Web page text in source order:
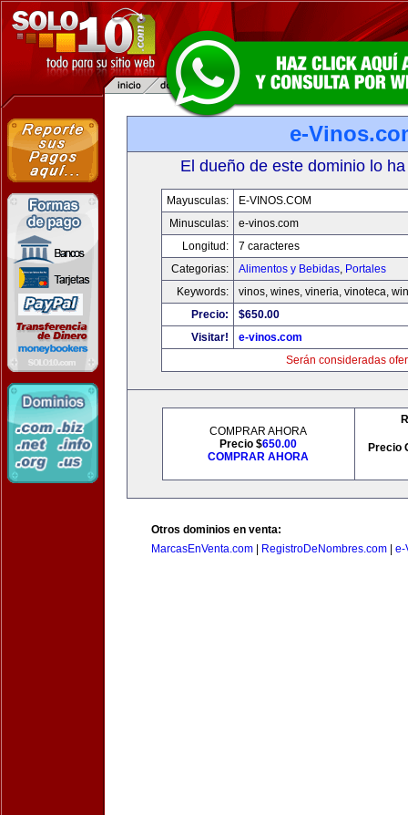
e-
El dueño de este dominio lo
Mayusculas:
E-VINOS.COM
Minusculas:
e-vinos.com
Longitud:
7 caracteres
Categorias:
Alimentos y Bebidas, Portales
Keywords:
vinos, wines, vineria, vinoteca,
Precio:
$650.00
Visitar!
e-vinos.com
Serán consideradas
COMPRAR AHORA
Precio $650.00
COMPRAR AHORA
Precio
Otros dominios en venta:
MarcasEnVenta.com
RegistroDeNombres.com e-